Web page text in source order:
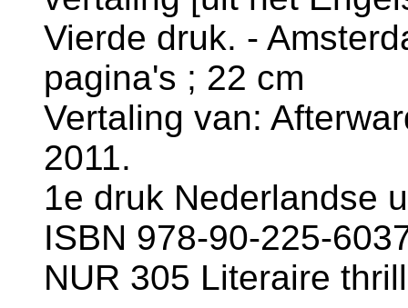
Vierde druk. -
pagina's ; 22 cm
Vertaling van:
2011.
1e druk Nederlandse
ISBN 978-90-225-
NUR 305 Literaire